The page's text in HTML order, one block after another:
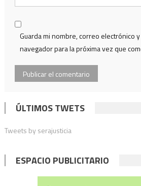
Guarda mi nombre, correo electrónico
navegador para la próxima vez que
ÚLTIMOS TWETS
Tweets by serajusticia
ESPACIO PUBLICITARIO